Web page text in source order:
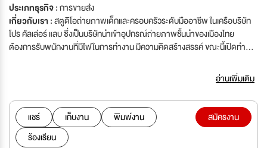
ประเภทธุรกิจ :การขายส่ง
เกี่ยวกับเรา :สตูดิโอถ่ายภาพเด็กและครอบครัวระดับมืออาชีพ ในเครือบริษัท
โปร คัลเล่อร์ แลบ ซึ่งเป็นบริษัทนำเข้าอุปกรณ์ถ่ายภาพชั้นนำของเมืองไทย
ต้องการรับพนักงานที่มีไฟในการทำงาน มีความคิดสร้างสรรค์ ขณะนี้เปิดทำการ
อาชีพ ในเครือบริษัท โปร คัลเล่อร์ แลบ ซึ่งเป็นบริษัทนำเข้าอุปกรณ์ถ่ายภาพชั้น
นำของเมืองไทย ต้องการรับพนักงานที่มีไฟในการทำงาน มีความคิดสร้างสรรค์
ขณะนี้เปิดทำการแล้ว 3 สาขาคือ สาขาห้วยขวาง
อ่านเพิ่มเติม
แชร์ เก็บงาน
พิมพ์งาน
ร้องเรียน
สมัครงาน